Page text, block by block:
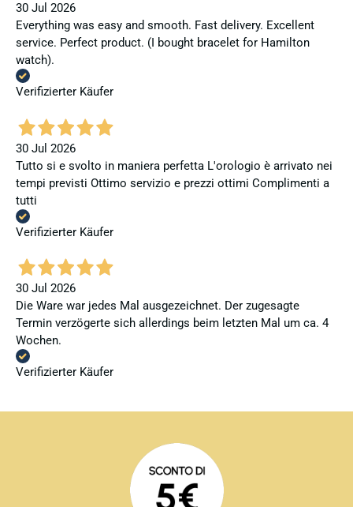
30 Jul 2026
Everything was easy and smooth. Fast delivery. Excellent
service. Perfect product. (I bought bracelet for Hamilton
watch).
Verifizierter Käufer
30 Jul 2026
Tutto si e svolto in maniera perfetta L'orologio è arrivato nei
tempi previsti Ottimo servizio e prezzi ottimi Complimenti a
tutti
Verifizierter Käufer
30 Jul 2026
Die Ware war jedes Mal ausgezeichnet. Der zugesagte
Termin verzögerte sich allerdings beim letzten Mal um ca. 4
Wochen.
Verifizierter Käufer